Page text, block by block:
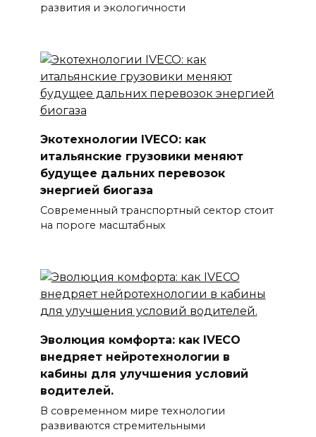
развития и экологичности
Экотехнологии IVECO: как
итальянские грузовики меняют
будущее дальних перевозок
энергией биогаза
Современный транспортный сектор стоит
на пороге масштабных
Эволюция комфорта: как IVECO
внедряет нейротехнологии в
кабины для улучшения условий
водителей.
В современном мире технологии
развиваются стремительными